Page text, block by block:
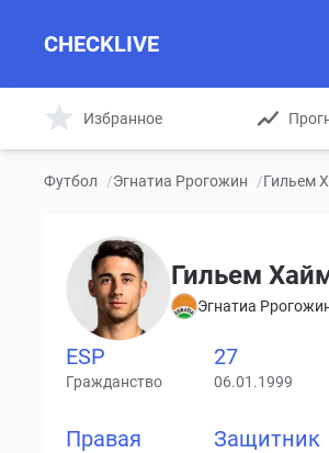
CHECKLIVE
Избранное
Футбол /Эгнатиа Ррогожин /Гильем
Гильем
Эгнатиа
ESP
Гражданство
27
06.01.1999
Правая Защитник